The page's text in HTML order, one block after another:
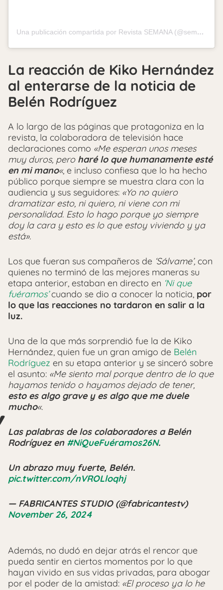
Una publicación compartida por Revista SEMANA (@semana_revista)
La reacción de Kiko Hernández
al enterarse de la noticia de
Belén Rodríguez
A lo largo de las páginas que protagoniza en la
revista, la colaboradora de televisión hace
declaraciones como «Me esperan unos meses
muy duros, pero haré lo que humanamente esté
en mi mano«, e incluso confiesa que lo ha hecho
público porque siempre se muestra clara con la
audiencia y sus seguidores: «Yo no quiero
dramatizar esto, ni quiero, ni viene con mi
personalidad. Esto lo hago porque yo siempre
doy la cara y esto es lo que estoy viviendo y ya
está».
Los que fueran sus compañeros de ‘Sálvame’, con
quienes no terminó de las mejores maneras su
etapa anterior, estaban en directo en ‘Ni que
fuéramos’ cuando se dio a conocer la noticia, por
lo que las reacciones no tardaron en salir a la
luz.
Una de la que más sorprendió fue la de Kiko
Hernández, quien fue un gran amigo de Belén
Rodríguez en su etapa anterior y se sinceró sobre
el asunto: «Me siento mal porque dentro de lo que
hayamos tenido o hayamos dejado de tener,
esto es algo grave y es algo que me duele
mucho«.
Las palabras de los colaboradores a Belén
Rodríguez en #NiQueFuéramos26N.
Un abrazo muy fuerte, Belén.
pic.twitter.com/nVROLloqhj
— FABRICANTES STUDIO (@fabricantestv)
November 26, 2024
Además, no dudó en dejar atrás el rencor que
pueda sentir en ciertos momentos por lo que
hayan vivido en sus vidas privadas, para abogar
por el poder de la amistad: «El proceso ya lo he